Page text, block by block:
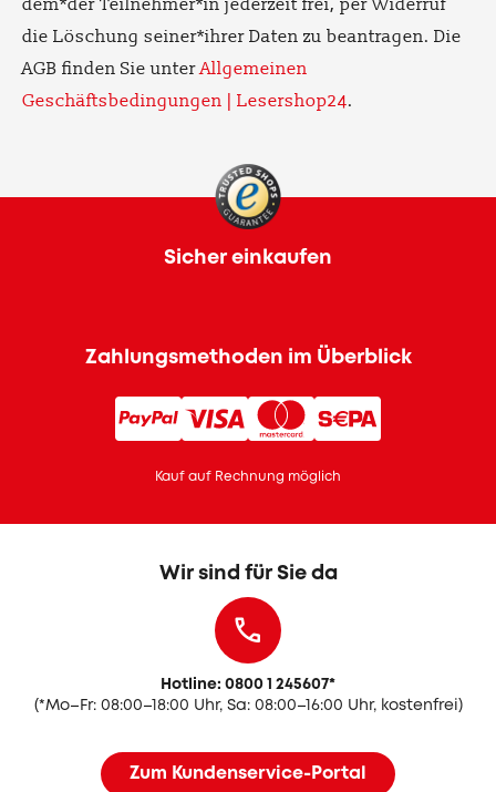
dem*der Teilnehmer*in jederzeit frei, per Widerruf
die Löschung seiner*ihrer Daten zu beantragen. Die
AGB finden Sie unterAllgemeinen
Geschäftsbedingungen | Lesershop24.
Zahlungsmethoden im Überblick
Kauf auf Rechnung möglich
Sicher einkaufen
Wir sind für Sie da
Hotline: 0800 1 245607*
(*Mo–Fr: 08:00–18:00 Uhr, Sa: 08:00–16:00 Uhr, kostenfrei)
Zum Kundenservice-Portal